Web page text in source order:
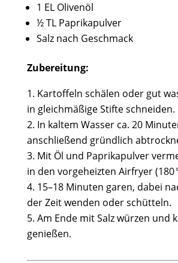
1 EL Olivenöl
½ TL Paprikapulver
Salz nach Geschmack
Zubereitung:
Kartoffeln schälen oder gut
in gleichmäßige Stifte schneiden.
In kaltem Wasser ca. 20
anschließend gründlich
Mit Öl und Paprikapulver
in den vorgeheizten Airfryer (180
15–18 Minuten garen, dabei
der Zeit wenden oder schütteln.
Am Ende mit Salz würzen und
genießen.